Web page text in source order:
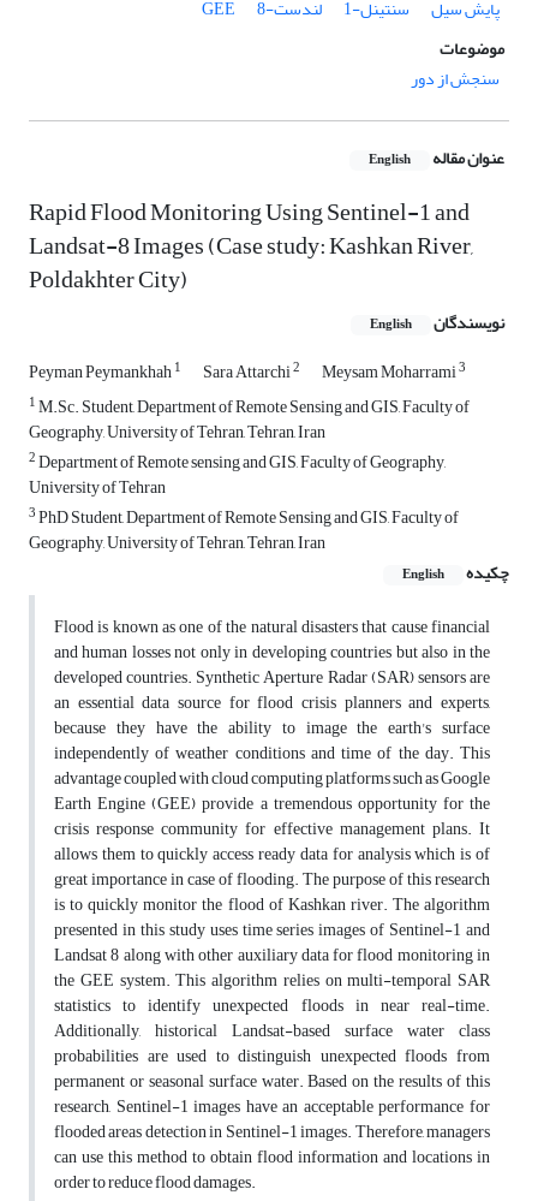
پایش سیل
سنتینل-1 لندست-8
GEE
موضوعات
سنجش از دور
عنوان مقاله English
Rapid Flood Monitoring Using Sentinel-1 and
Landsat-8 Images (Case study: Kashkan River,
Poldakhter City)
نویسندگان English
Peyman Peymankhah1 Sara Attarchi2 Meysam Moharrami3
1M.Sc. Student, Department of Remote Sensing and GIS, Faculty of
Geography, University of Tehran, Tehran, Iran
2Department of Remote sensing and GIS, Faculty of Geography,
University of Tehran
3PhD Student, Department of Remote Sensing and GIS, Faculty of
Geography, University of Tehran, Tehran, Iran
چکیده
English
Flood is known as one of the natural disasters that cause financial
and human losses not only in developing countries but also in the
developed countries. Synthetic Aperture Radar (SAR) sensors are
an essential data source for flood crisis planners and experts,
because they have the ability to image the earth's surface
independently of weather conditions and time of the day. This
advantage coupled with cloud computing platforms such as Google
Earth Engine (GEE) provide a tremendous opportunity for the
crisis response community for effective management plans. It
allows them to quickly access ready data for analysis which is of
great importance in case of flooding. The purpose of this research
is to quickly monitor the flood of Kashkan river. The algorithm
presented in this study uses time series images of Sentinel-1 and
Landsat 8 along with other auxiliary data for flood monitoring in
the GEE system. This algorithm relies on multi-temporal SAR
statistics to identify unexpected floods in near real-time.
Additionally, historical Landsat-based surface water class
probabilities are used to distinguish unexpected floods from
permanent or seasonal surface water. Based on the results of this
research, Sentinel-1 images have an acceptable performance for
flooded areas detection in Sentinel-1 images. Therefore, managers
can use this method to obtain flood information and locations in
order to reduce flood damages.